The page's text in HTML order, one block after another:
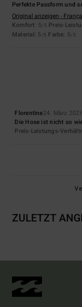
Perfekte Passform und
Original anzeigen -
Komfort: 5/5 Preis-
Material: 5 /5 Farbe: 5/5
Florentine24. März
Die Hose ist nicht so
Preis-Leistungs-
ZULETZT